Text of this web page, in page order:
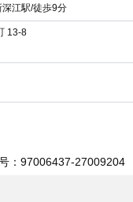
江駅/徒歩9分
13-8
：97006437-27009204